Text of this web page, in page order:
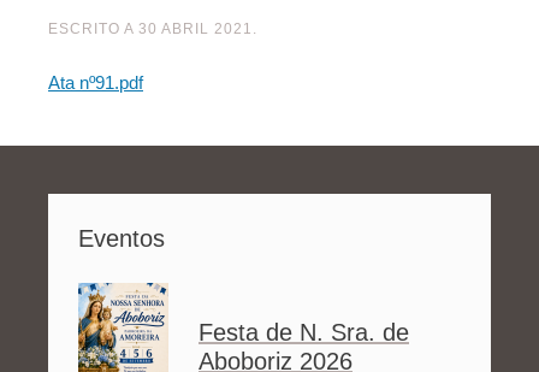
ESCRITO A 30 ABRIL 2021 .
Ata nº91.pdf
Eventos
Festa de N. Sra. de
Aboboriz 2026